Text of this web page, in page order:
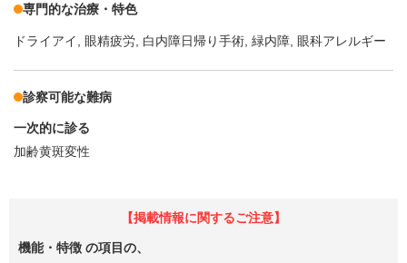
専門的な治療・特色
ドライアイ 眼精疲労 白内障日帰り手術 緑内障 眼科アレルギー
診察可能な難病
一次的に診る
加齢黄斑変性
【掲載情報に関するご注意】
機能・特徴 の項目の、